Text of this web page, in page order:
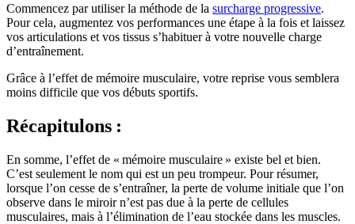
Commencez par utiliser la méthode de la surcharge progressive.
Pour cela, augmentez vos performances une étape à la fois et laissez
vos articulations et vos tissus s’habituer à votre nouvelle charge
d’entraînement.
Grâce à l’effet de mémoire musculaire, votre reprise vous semblera
moins difficile que vos débuts sportifs.
Récapitulons :
En somme, l’effet de « mémoire musculaire » existe bel et bien.
C’est seulement le nom qui est un peu trompeur. Pour résumer,
lorsque l’on cesse de s’entraîner, la perte de volume initiale que l’on
observe dans le miroir n’est pas due à la perte de cellules
musculaires, mais à l’élimination de l’eau stockée dans les muscles.